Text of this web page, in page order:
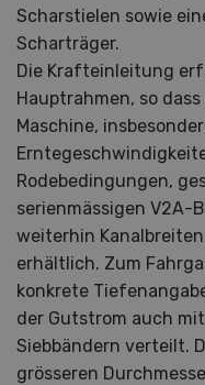
Scharstielen sowie
Scharträger.
Die Krafteinleitung
Hauptrahmen, so
Maschine,
Rodebedingungen,
serienmässigen V2A-
weiterhin
erhältlich. Zum
konkrete
der Gutstrom auch
Siebbändern verteilt.
grösseren